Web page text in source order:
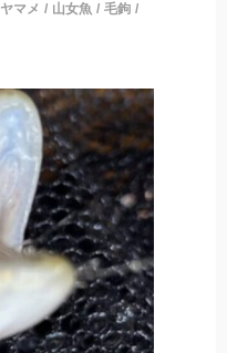
ヤマメ / 山女魚 / 毛鉤 /